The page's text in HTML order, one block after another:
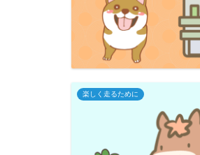
楽しく走るために